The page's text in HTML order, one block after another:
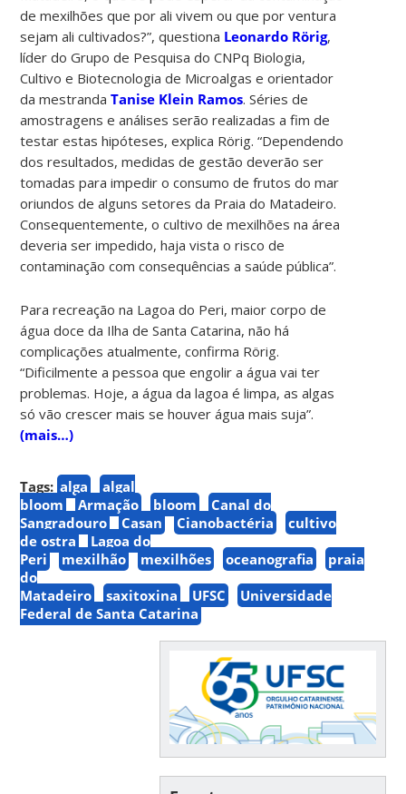
de mexilhões que por ali vivem ou que por ventura
sejam ali cultivados?”, questiona Leonardo Rörig,
líder do Grupo de Pesquisa do CNPq Biologia,
Cultivo e Biotecnologia de Microalgas e orientador
da mestrandaTanise Klein Ramos. Séries de
amostragens e análises serão realizadas a fim de
testar estas hipóteses, explica Rörig. “Dependendo
dos resultados, medidas de gestão deverão ser
tomadas para impedir o consumo de frutos do mar
oriundos de alguns setores da Praia do Matadeiro.
Consequentemente, o cultivo de mexilhões na área
deveria ser impedido, haja vista o risco de
contaminação com consequências a saúde pública”.
Para recreação na Lagoa do Peri, maior corpo de
água doce da Ilha de Santa Catarina, não há
complicações atualmente, confirma Rörig.
“Dificilmente a pessoa que engolir a água vai ter
problemas. Hoje, a água da lagoa é limpa, as algas
só vão crescer mais se houver água mais suja”.
(mais…)
Tags: alga
algal
bloom
Armação bloom
Canal do
Sangradouro
Casan Cianobactéria
cultivo
de ostra
Lagoa do
Peri
mexilhão mexilhões oceanografia
praia
do
Matadeiro
saxitoxina UFSC
Universidade
Federal de Santa Catarina